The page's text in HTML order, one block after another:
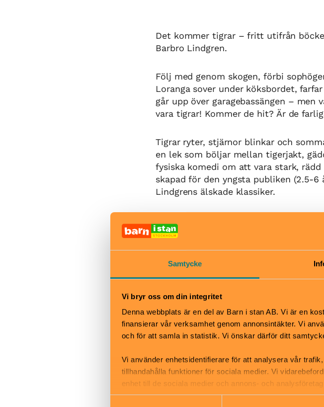
Samtycke
Vi bryr oss om din integritet
Denna webbplats är en del av Barn i stan AB. Vi är en
finansierar vår verksamhet genom annonsintäkter. Vi
och för att samla in statistik. Vi önskar därför ditt
Vi använder enhetsidentifierare för att analysera vår
tillhandahålla funktioner för sociala medier. Vi
enhet till de sociala medier och annons- och
informationen med annan information som du har
Det kommer tigrar – fritt utifrån
Barbro Lindgren.
Följ med genom skogen, förbi
Loranga sover under köksbordet,
går upp över garagebassängen –
vara tigrar! Kommer de hit? Är de
Tigrar ryter, stjärnor blinkar och
en lek som böljar mellan tigerjakt,
fysiska komedi om att vara stark,
skapad för den yngsta publiken (2.5-
Lindgrens älskade klassiker.
När
Bra att veta
Hiss och ramper
Kafé
Restaurang
Skötbord